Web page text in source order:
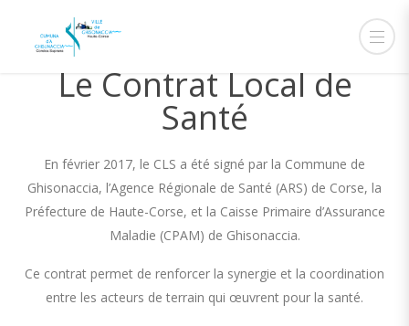
Le Contrat Local de
Santé
En février 2017, le CLS a été signé par la Commune de
Ghisonaccia, l’Agence Régionale de Santé (ARS) de Corse, la
Préfecture de Haute-Corse, et la Caisse Primaire d’Assurance
Maladie (CPAM) de Ghisonaccia.
Ce contrat permet de renforcer la synergie et la coordination
entre les acteurs de terrain qui œuvrent pour la santé.